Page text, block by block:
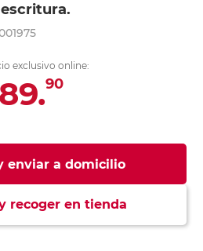
exclusivo online:
90
enviar a domicilio
recoger en tienda